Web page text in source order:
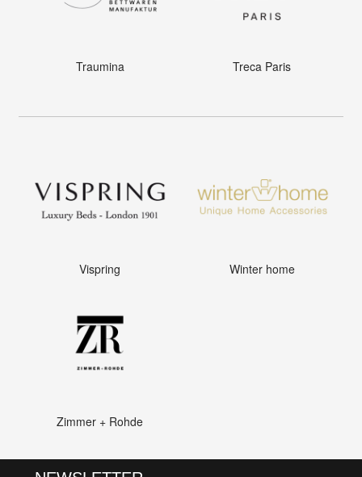
Traumina Treca Paris
Vispring Winter home
Zimmer + Rohde